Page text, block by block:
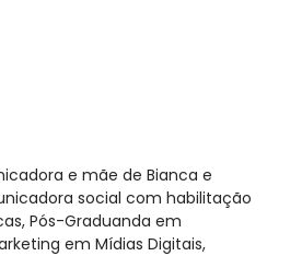
e mãe de Bianca e
social com habilitação
Pós-Graduanda em
em Mídias Digitais,